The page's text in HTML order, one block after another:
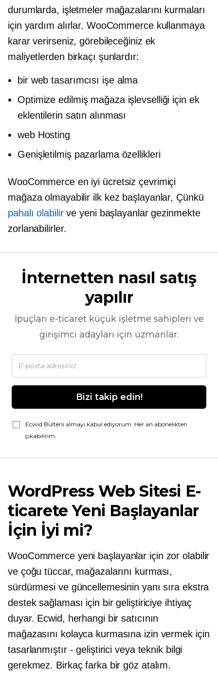
durumlarda, işletmeler mağazalarını kurmaları
için yardım alırlar. WooCommerce kullanmaya
karar verirseniz, görebileceğiniz ek
maliyetlerden birkaçı şunlardır:
bir web tasarımcısı işe alma
Optimize edilmiş mağaza işlevselliği için ek
eklentilerin satın alınması
web Hosting
Genişletilmiş pazarlama özellikleri
WooCommerce en iyi ücretsiz çevrimiçi
mağaza olmayabilir ilk kez başlayanlar, Çünkü
pahalı olabilirve yeni başlayanlar gezinmekte
zorlanabilirler.
İnternetten nasıl satış
yapılır
İpuçları e-ticaretküçük işletme sahipleri ve
girişimci adayları için uzmanlar.
Bizi takip edin!
Ecwid Bülteni almayı kabul ediyorum. Her an abonelikten
çıkabilirim.
WordPress Web Sitesi E-
ticarete Yeni Başlayanlar
İçin İyi mi?
WooCommerce yeni başlayanlar için zor olabilir
ve çoğu tüccar, mağazalarını kurması,
sürdürmesi ve güncellemesinin yanı sıra ekstra
destek sağlaması için bir geliştiriciye ihtiyaç
duyar. Ecwid, herhangi bir satıcının
mağazasını kolayca kurmasına izin vermek için
tasarlanmıştır - geliştirici veya teknik bilgi
gerekmez. Birkaç farka bir göz atalım.